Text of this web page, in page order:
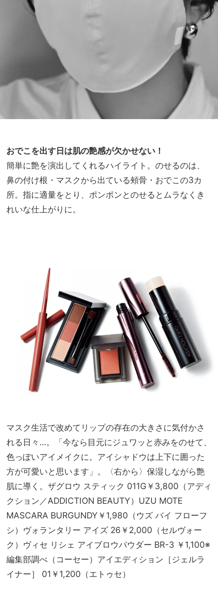
おでこを出す日は肌の艶感が欠かせない！
簡単に艶を演出してくれるハイライト。のせるのは、
鼻の付け根・マスクから出ている頰骨・おでこの3カ
所。指に適量をとり、ポンポンとのせるとムラなくき
れいな仕上がりに。
マスク生活で改めてリップの存在の大きさに気付かさ
れる日々…。「今なら目元にジュワッと赤みをのせて、
色っぽいアイメイクに。アイシャドウは上下に囲った
方が可愛いと思います」。〈右から〉保湿しながら艶
肌に導く。ザグロウ スティック 011G￥3,800（アディ
クション／ADDICTION BEAUTY）UZU MOTE
MASCARA BURGUNDY￥1,980（ウズ バイ フローフ
シ）ヴォランタリー アイズ 26￥2,000（セルヴォー
ク）ヴィセ リシェ アイブロウパウダー BR-3 ￥1,100※
編集部調べ（コーセー）アイエディション［ジェルラ
イナー］ 01￥1,200（エトゥセ）